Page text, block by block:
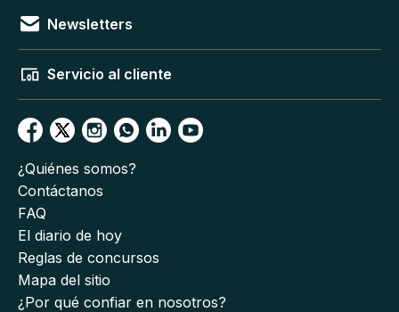
Newsletters
Servicio al cliente
¿Quiénes somos?
Contáctanos
FAQ
El diario de hoy
Reglas de concursos
Mapa del sitio
¿Por qué confiar en nosotros?